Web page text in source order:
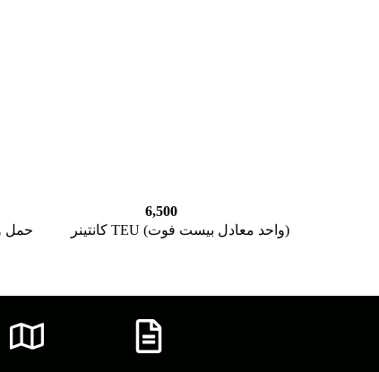
حمل
6,500
کانتینر TEU (واحد معادل بیست فوت)